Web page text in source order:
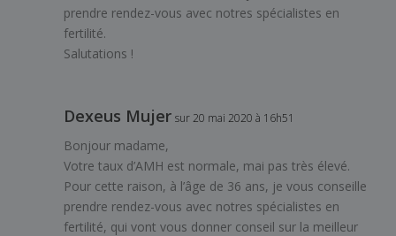
prendre rendez-vous avec notres spécialistes en
fertilité.
Salutations !
Dexeus Mujer sur 20 mai 2020 à 16h51
Bonjour madame,
Votre taux d’AMH est normale, mai pas très élevé.
Pour cette raison, à l’âge de 36 ans, je vous conseille
prendre rendez-vous avec notres spécialistes en
fertilité, qui vont vous donner conseil sur la meilleur